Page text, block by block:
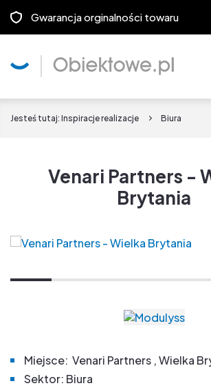
Gwarancja orginalności towaru
Jesteś tutaj: Inspiracje realizacje Biura
Venari Partners -
Brytania
Miejsce: Venari Partners , Wielka
Sektor: Biura